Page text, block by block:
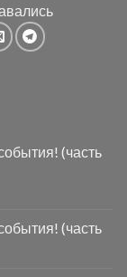
(часть
(часть